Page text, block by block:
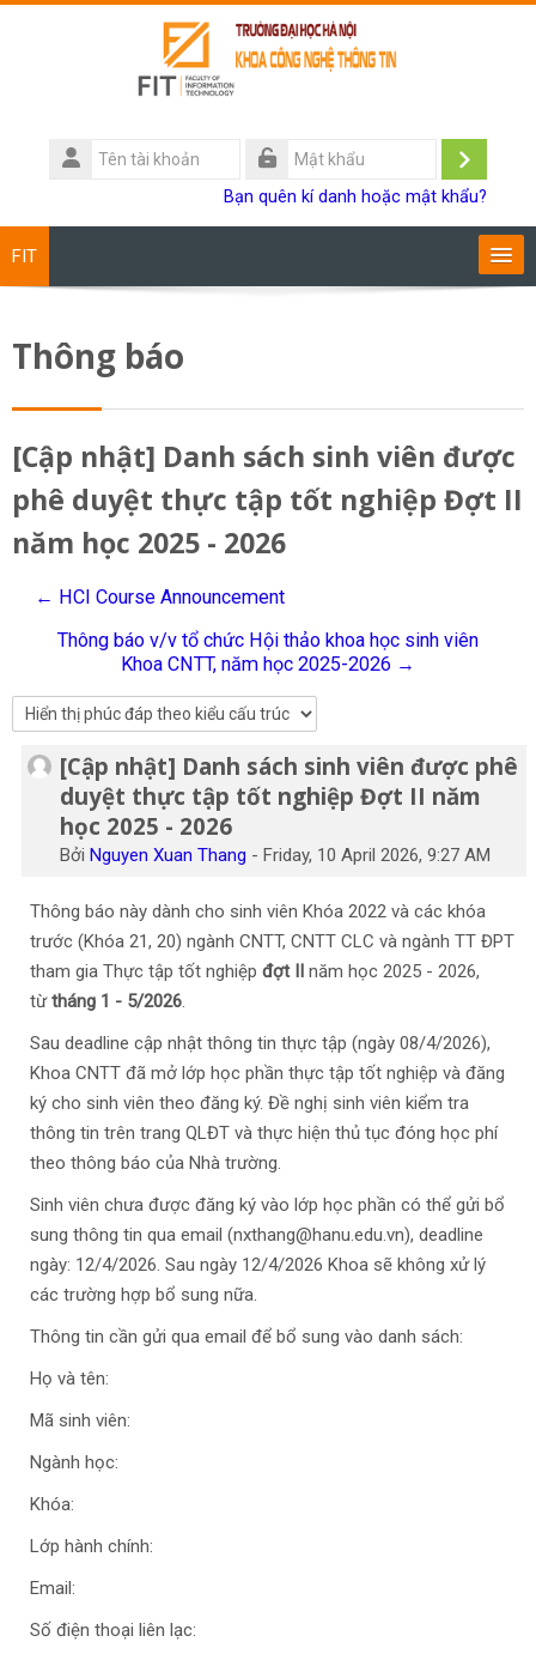
Tên
tài
Đăng
Bạn quên kí danh hoặc mật khẩu?
FIT
Giảng viên
Sinh viên
Research
Tìm
kiếm
khoá
Thông báo
[Cập nhật] Danh sách sinh viên được
phê duyệt thực tập tốt nghiệp Đợt II
năm học 2025 - 2026
← HCI Course Announcement
Thông báo v/v tổ chức Hội thảo khoa học sinh viên
Khoa CNTT, năm học 2025-2026 →
[Cập nhật] Danh sách sinh viên được phê
duyệt thực tập tốt nghiệp Đợt II năm
học 2025 - 2026
Bởi Nguyen Xuan Thang - Friday, 10 April 2026, 9:27 AM
Số lượng các câu trả lời: 0
Thông báo này dành cho sinh viên Khóa 2022 và các khóa
trước (Khóa 21, 20) ngành CNTT, CNTT CLC và ngành TT ĐPT
tham gia Thực tập tốt nghiệp đợt II năm học 2025 - 2026,
từtháng 1 - 5/2026.
Sau deadline cập nhật thông tin thực tập (ngày 08/4/2026),
Khoa CNTT đã mở lớp học phần thực tập tốt nghiệp và đăng
ký cho sinh viên theo đăng ký. Đề nghị sinh viên kiểm tra
thông tin trên trang QLĐT và thực hiện thủ tục đóng học phí
theo thông báo của Nhà trường.
Sinh viên chưa được đăng ký vào lớp học phần có thể gửi bổ
sung thông tin qua email (nxthang@hanu.edu.vn), deadline
ngày: 12/4/2026. Sau ngày 12/4/2026 Khoa sẽ không xử lý
các trường hợp bổ sung nữa.
Thông tin cần gửi qua email để bổ sung vào danh sách:
Họ và tên:
Mã sinh viên:
Ngành học:
Khóa:
Lớp hành chính:
Email:
Số điện thoại liên lạc: